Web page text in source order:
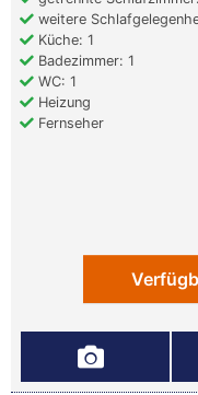
weitere
Küche: 1
Badezimmer: 1
WC: 1
Heizung
Fernseher